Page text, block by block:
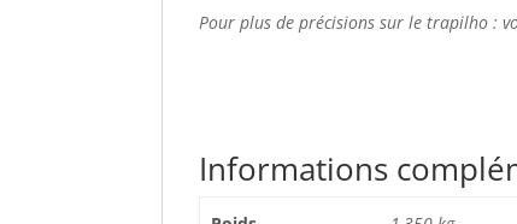
Pour plus de précisions sur le trapilho :
Informations